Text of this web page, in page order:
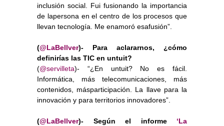
inclusión social. Fui fusionando la importancia
de lapersona en el centro de los procesos que
llevan tecnología. Me enamoró esafusión”.
(@LaBellver)- Para aclararnos, ¿cómo
definirías las TIC en untuit?
(@servilleta)- “¿En untuit? No es fácil.
Informática, más telecomunicaciones, más
contenidos, másparticipación. La llave para la
innovación y para territorios innovadores”.
(@LaBellver)- Según el informe ‘La